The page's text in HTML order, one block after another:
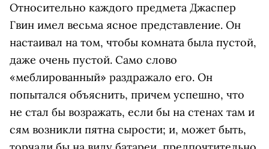
Относительно каждого предмета Джаспер
Гвин имел весьма ясное представление. Он
настаивал на том, чтобы комната была пустой,
даже очень пустой. Само слово
«меблированный» раздражало его. Он
попытался объяснить, причем успешно, что
не стал бы возражать, если бы на стенах там и
сям возникли пятна сырости; и, может быть,